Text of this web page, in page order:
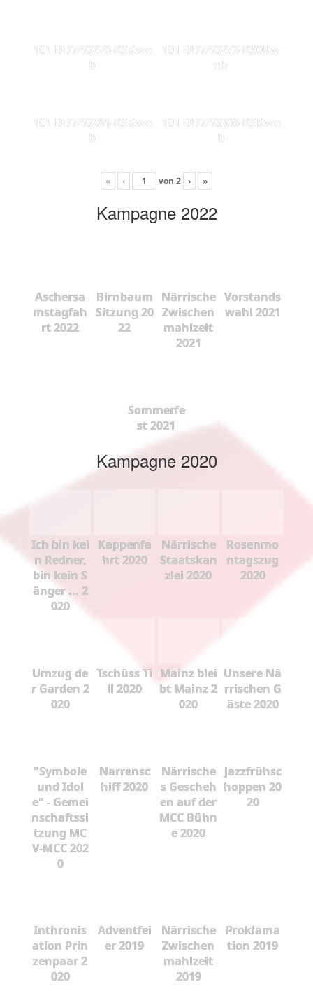
101 DD7A0270-KSKwe
b
101 DD7A0275-KS0Kw
eb
101 DD7A0281-KSKwe
b
101 DD7A0308-KSKwe
b
« ‹ von 2 › »
Kampagne 2022
Aschersa
mstagfah
rt 2022
Birnbaum
Sitzung 20
22
Närrische
Zwischen
mahlzeit
2021
Vorstands
wahl 2021
Sommerfe
st 2021
Kampagne 2020
Ich bin kei
n Redner,
bin kein S
änger ... 2
020
Kappenfa
hrt 2020
Närrische
Staatskan
zlei 2020
Rosenmo
ntagszug
2020
Umzug de
r Garden 2
020
Tschüss Ti
ll 2020
Mainz blei
bt Mainz 2
020
Unsere Nä
rrischen G
äste 2020
"Symbole
und Idol
e" - Gemei
nschaftssi
tzung MC
V-MCC 202
0
Narrensc
hiff 2020
Närrische
s Gescheh
en auf der
MCC Bühn
e 2020
Jazzfrühsc
hoppen 20
20
Inthronis
ation Prin
zenpaar 2
020
Adventfei
er 2019
Närrische
Zwischen
mahlzeit
2019
Proklama
tion 2019